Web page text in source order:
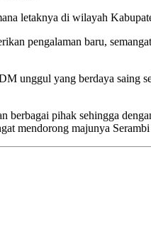
letaknya di wilayah
pengalaman baru,
unggul yang berdaya saing
pihak sehingga
mendorong majunya